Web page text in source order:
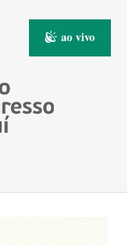
ao vivo